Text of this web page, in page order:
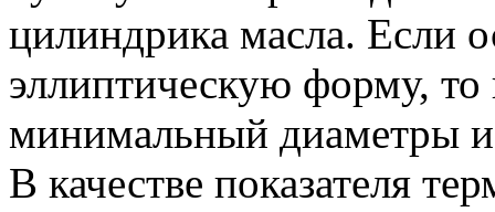
цилиндрика масла. Если
эллиптическую форму,
минимальный диаметры и
В качестве показателя